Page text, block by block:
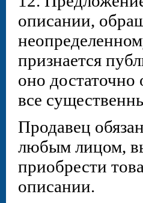
описании,
признается
оно достаточно
все
Продавец
любым лицом,
приобрести
описании.